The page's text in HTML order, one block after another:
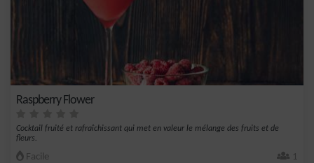
Raspberry Flower
Cocktail fruité et rafraîchissant qui met en valeur le mélange des fruits et de
fleurs.
Facile 1